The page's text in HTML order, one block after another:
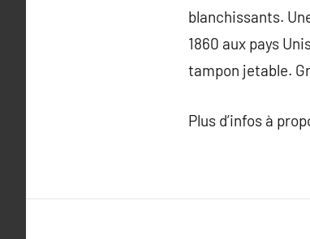
blanchissants.
1860 aux pays
tampon jetable.
Plus d’infos à